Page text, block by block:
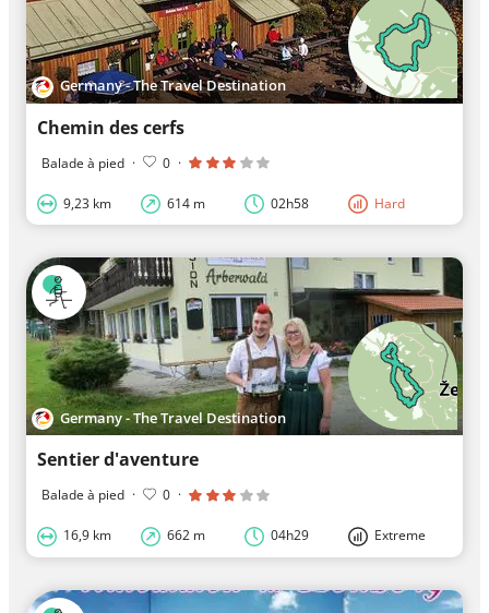
Germany - The Travel Destination
Chemin des cerfs
Balade à pied · 0 ·
9,23 km 614 m 02h58 Hard
Germany - The Travel Destination
Sentier d'aventure
Balade à pied · 0 ·
16,9 km 662 m 04h29 Extreme